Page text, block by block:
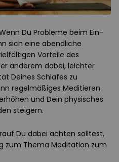
Du Probleme beim Ein-
sich eine abendliche
Vorteile des
anderem dabei, leichter
Deines Schlafes zu
regelmäßiges Meditieren
und Dein physisches
steigern.
Du dabei achten solltest,
zum Thema Meditation zum